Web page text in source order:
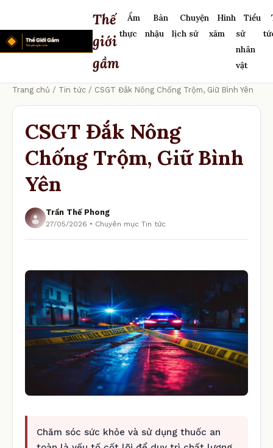
Thế
giới
gầm
Ẩm
thực
Bàn
nhậu
Chuyện
lịch sử
Hình
xăm
Tiểu
sử
nhân
vật
Trang chủ / Tin tức / CSGT Đắk Nông Chống Trộm, Giữ Bình Yên
CSGT Đắk Nông
Chống Trộm, Giữ Bình
Yên
Trần Thế Phong
27/05/2026 • Chuyên mục Tin tức
Chăm sóc sức khỏe và sử dụng thuốc an